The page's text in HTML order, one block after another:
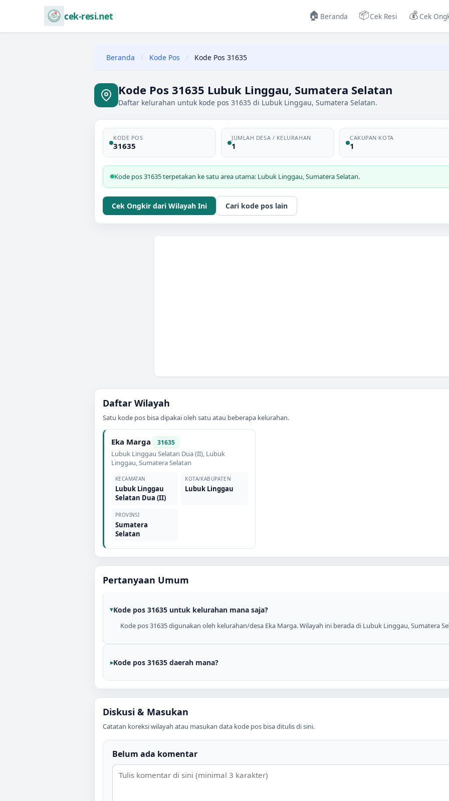
cek-resi.net 🏠 Beranda 📦Cek Resi 💰 Cek
Beranda / Kode Pos / Kode Pos 31635
Kode Pos 31635 Lubuk Linggau, Sumatera Selatan
Daftar kelurahan untuk kode pos 31635 di Lubuk Linggau, Sumatera Selatan.
KODE POS
31635
JUMLAH DESA / KELURAHAN
1
CAKUPAN KOTA
1
Kode pos 31635 terpetakan ke satu area utama: Lubuk Linggau, Sumatera Selatan.
Cek Ongkir dari Wilayah Ini Cari kode pos lain
Daftar Wilayah
Satu kode pos bisa dipakai oleh satu atau beberapa kelurahan.
Eka Marga 31635
Lubuk Linggau Selatan Dua (II), Lubuk
Linggau,Sumatera Selatan
KECAMATAN
Lubuk Linggau
Selatan Dua (II)
KOTA/KABUPATEN
Lubuk Linggau
PROVINSI
Sumatera
Selatan
Pertanyaan Umum
Kode pos 31635 untuk kelurahan mana saja?
Kode pos 31635 digunakan oleh kelurahan/desa Eka Marga. Wilayah ini berada di Lubuk Linggau, Sumatera
Kode pos 31635 daerah mana?
Diskusi & Masukan
Catatan koreksi wilayah atau masukan data kode pos bisa ditulis di sini.
Belum ada komentar